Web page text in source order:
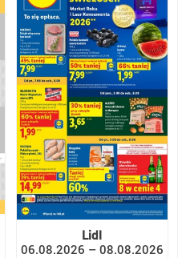
Lidl
06.08.2026 – 08.08.2026